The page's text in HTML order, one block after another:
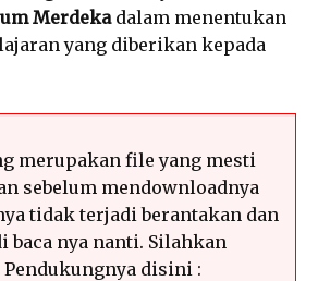
Merdekadalam menentukan
yang diberikan kepada
merupakan file yang mesti
sebelum mendownloadnya
tidak terjadi berantakan dan
baca nya nanti. Silahkan
disini :